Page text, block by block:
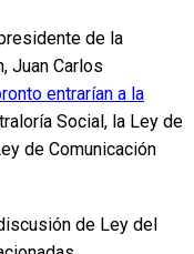
de la
Juan Carlos
entrarían a la
Social, la Ley de
de Comunicación
de Ley del